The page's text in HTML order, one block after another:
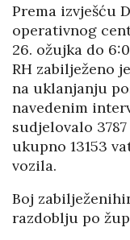
Prema izvješću
operativnog
26. ožujka do
RH zabilježeno
na uklanjanju
navedenim
sudjelovalo
ukupno 13153
vozila.
Boj
razdoblju po